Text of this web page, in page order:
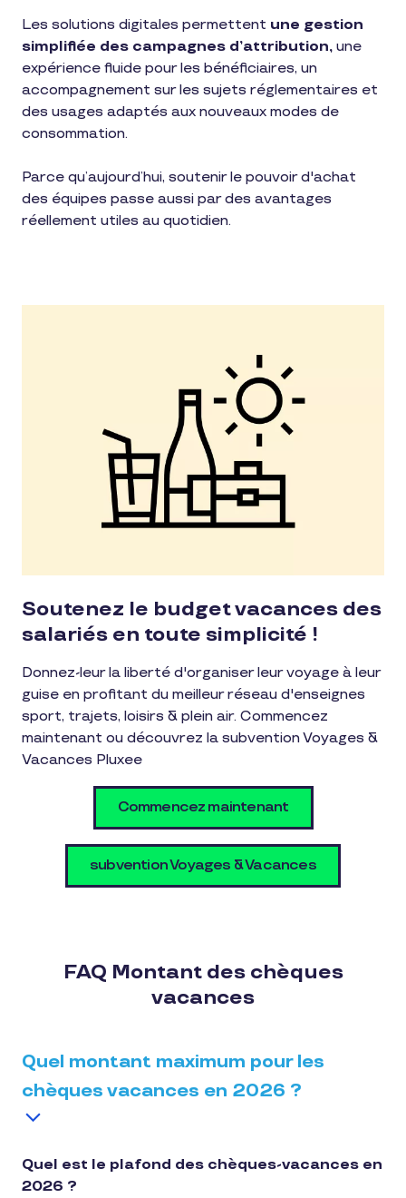
Les solutions digitales permettent une gestion
simplifiée des campagnes d’attribution, une
expérience fluide pour les bénéficiaires, un
accompagnement sur les sujets réglementaires et
des usages adaptés aux nouveaux modes de
consommation.
Parce qu’aujourd’hui, soutenir le pouvoir d'achat
des équipes passe aussi par des avantages
réellement utiles au quotidien.
Soutenez le budget vacances des
salariés en toute simplicité !
Donnez-leur la liberté d'organiser leur voyage à leur
guise en profitant du meilleur réseau d'enseignes
sport, trajets, loisirs & plein air. Commencez
maintenant ou découvrez la subvention Voyages &
Vacances Pluxee
Commencez maintenant
subvention Voyages & Vacances
FAQ Montant des chèques
vacances
Quel montant maximum pour les
chèques vacances en 2026 ?
Quel est le plafond des chèques-vacances en
2026 ?